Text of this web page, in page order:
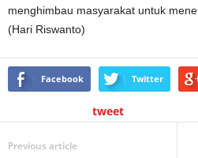
menghimbau masyarakat untuk
(Hari Riswanto)
Facebook Twitter
tweet
Previous article